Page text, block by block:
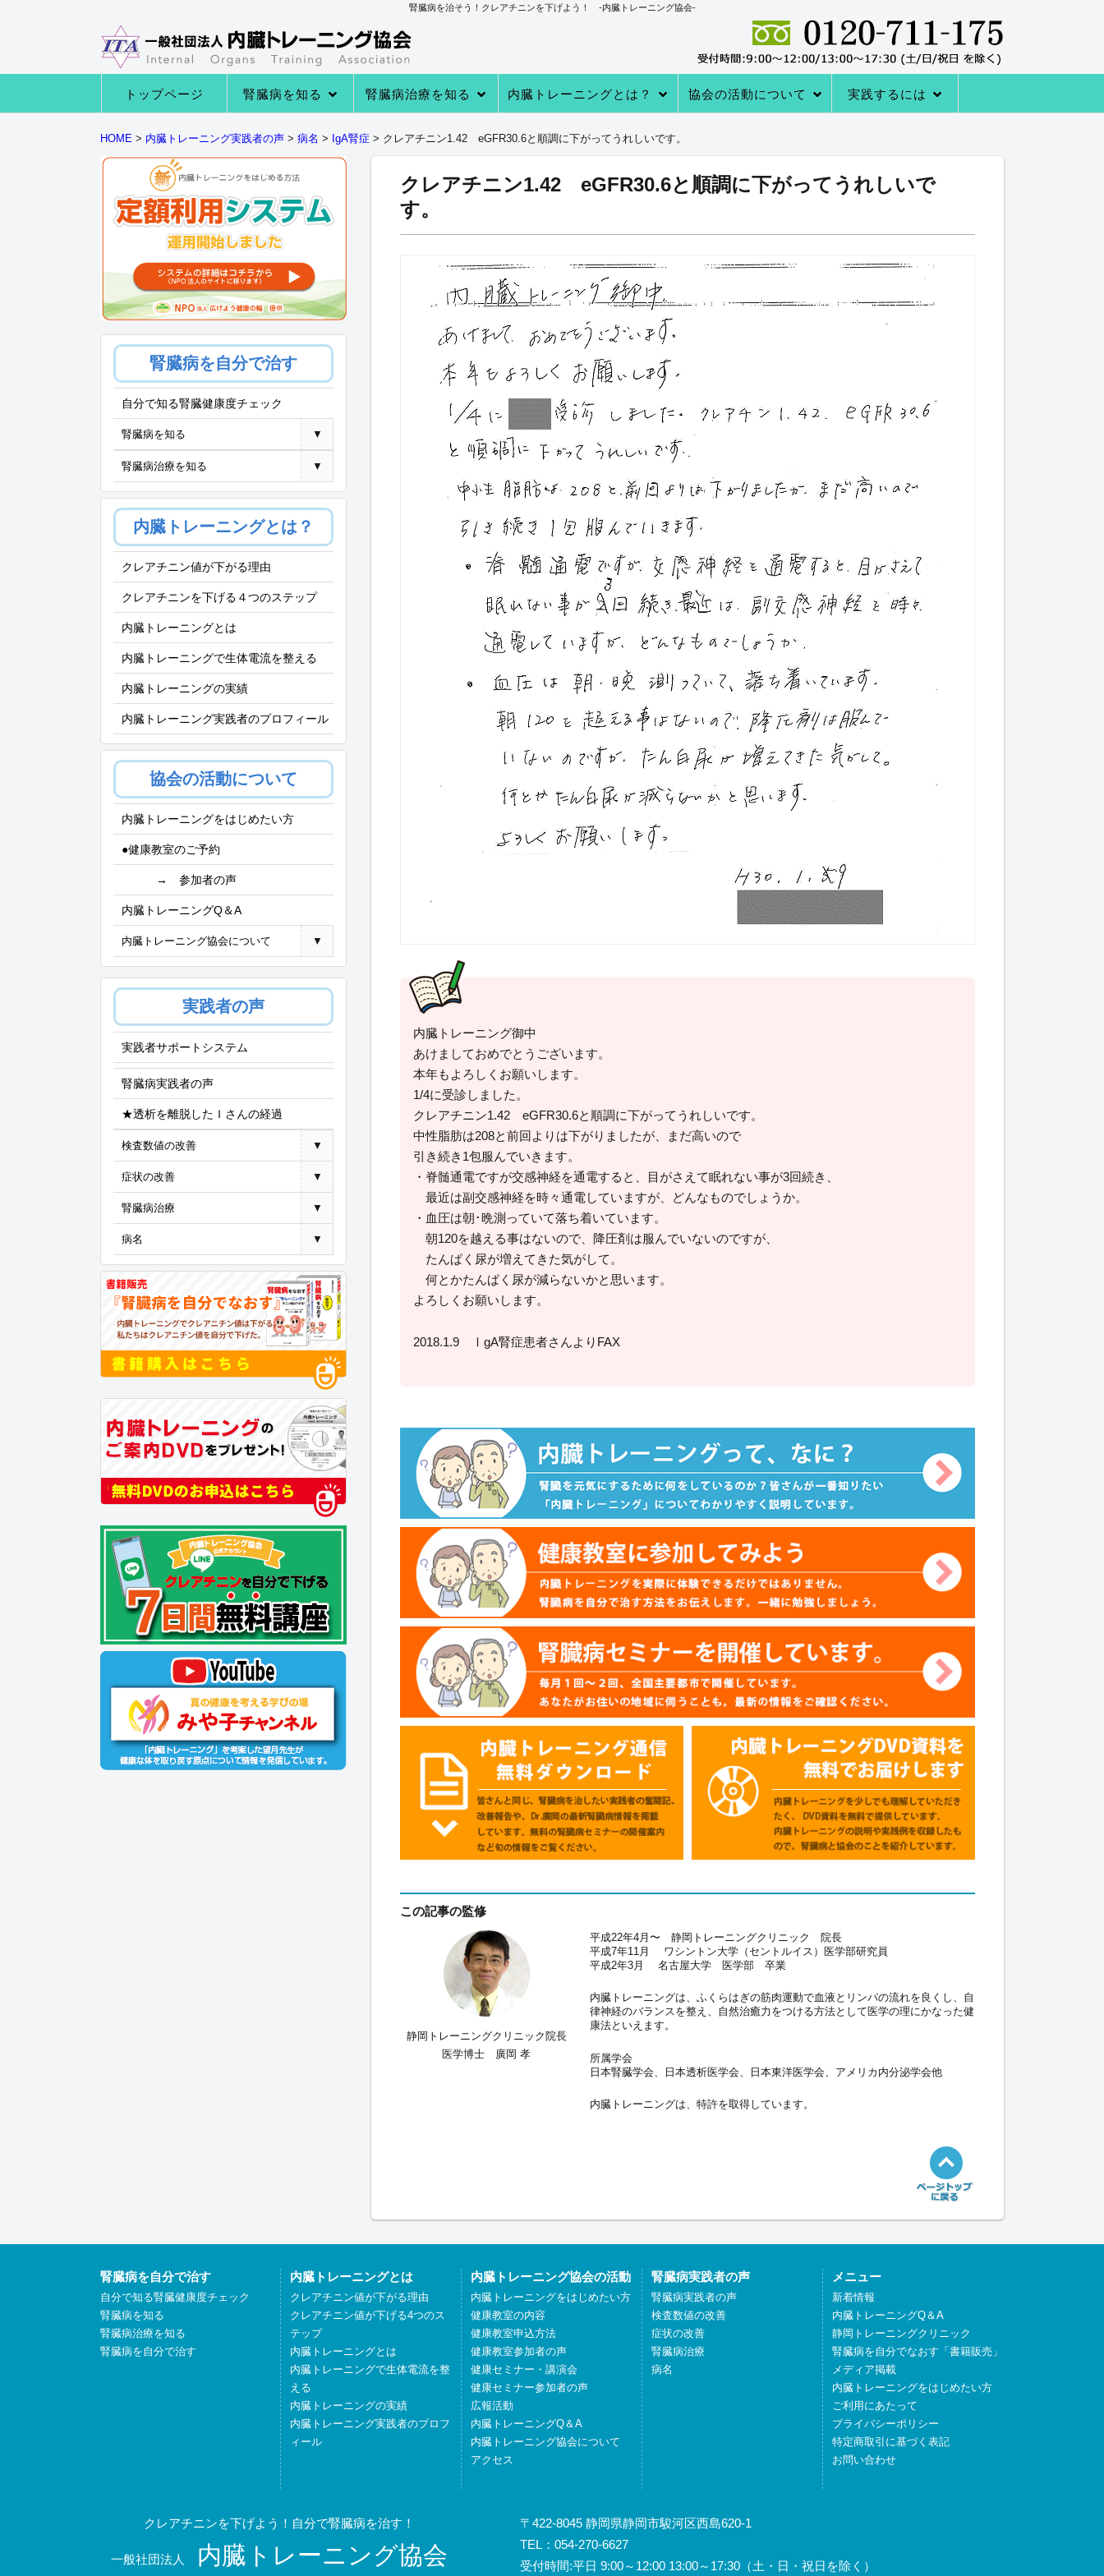
腎臓病を治そう！クレアチニンを下げよう！ -内臓トレーニング協会-
トップページ 腎臓病を知る 腎臓病治療を知る 内臓トレーニングとは？
ップ
える
ール
協会の活動について 実践するには
HOME > 内臓トレーニング実践者の声 > 病名 > IgA腎症 > クレアチニン1.42 eGFR30.6と順調に下がってうれしいです。
クレアチニン1.42 eGFR30.6と順調に下がってうれしいで
す。
内臓トレーニング御中
あけましておめでとうございます。
本年もよろしくお願いします。
1/4に受診しました。
クレアチニン1.42 eGFR30.6と順調に下がってうれしいです。
中性脂肪は208と前回よりは下がりましたが、まだ高いので
引き続き1包服んでいきます。
・脊髄通電ですが交感神経を通電すると、目がさえて眠れない事が3回続き、
最近は副交感神経を時々通電していますが、どんなものでしょうか。
・血圧は朝･晩測っていて落ち着いています。
朝120を越える事はないので、降圧剤は服んでいないのですが、
たんぱく尿が増えてきた気がして。
何とかたんぱく尿が減らないかと思います。
よろしくお願いします。
2018.1.9 ⅠgA腎症患者さんよりFAX
この記事の監修
静岡トレーニングクリニック院長
医学博士 廣岡 孝
平成22年4月〜 静岡トレーニングクリニック 院長
平成7年11月 ワシントン大学（セントルイス）医学部研究員
平成2年3月 名古屋大学 医学部 卒業
内臓トレーニングは、ふくらはぎの筋肉運動で血液とリンパの流れを良くし、自
律神経のバランスを整え、自然治癒力をつける方法として医学の理にかなった健
康法といえます。
所属学会
日本腎臓学会、日本透析医学会、日本東洋医学会、アメリカ内分泌学会他
内臓トレーニングは、特許を取得しています。
腎臓病を自分で治す
自分で知る腎臓健康度チェック
腎臓病を知る ▼
腎臓病治療を知る ▼
内臓トレーニングとは？
クレアチニン値が下がる理由
クレアチニンを下げる４つのステップ
内臓トレーニングとは
内臓トレーニングで生体電流を整える
内臓トレーニングの実績
内臓トレーニング実践者のプロフィール
協会の活動について
内臓トレーニングをはじめたい方
●健康教室のご予約
→ 参加者の声
内臓トレーニングQ＆A
内臓トレーニング協会について ▼
実践者の声
実践者サポートシステム
腎臓病実践者の声
★透析を離脱したＩさんの経過
検査数値の改善 ▼
症状の改善 ▼
腎臓病治療 ▼
病名 ▼
腎臓病を自分で治す
自分で知る腎臓健康度チェック
腎臓病を知る
腎臓病治療を知る
腎臓病を自分で治す
内臓トレーニングとは
クレアチニン値が下がる理由
クレアチニン値が下げる4つのス
テップ
内臓トレーニングとは
内臓トレーニングで生体電流を整
える
内臓トレーニングの実績
内臓トレーニング実践者のプロフ
ィール
内臓トレーニング協会の活動
内臓トレーニングをはじめたい方
健康教室の内容
健康教室申込方法
健康教室参加者の声
健康セミナー・講演会
健康セミナー参加者の声
広報活動
内臓トレーニングQ＆A
内臓トレーニング協会について
アクセス
腎臓病実践者の声
腎臓病実践者の声
検査数値の改善
症状の改善
腎臓病治療
病名
メニュー
新着情報
内臓トレーニングQ＆A
静岡トレーニングクリニック
腎臓病を自分でなおす「書籍販売」
メディア掲載
内臓トレーニングをはじめたい方
ご利用にあたって
プライバシーポリシー
特定商取引に基づく表記
お問い合わせ
クレアチニンを下げよう！自分で腎臓病を治す！
一般社団法人 内臓トレーニング協会
〒422-8045 静岡県静岡市駿河区西島620-1
TEL：054-270-6627
受付時間:平日 9:00～12:00 13:00～17:30（土・日・祝日を除く）